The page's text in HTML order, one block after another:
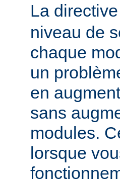
La directive
niveau de
chaque
un
en
sans
modules.
lorsque